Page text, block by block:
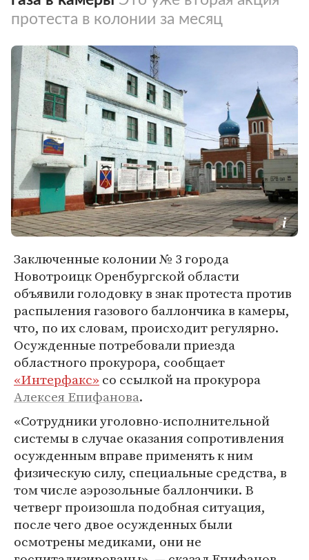
протеста в колонии за месяц
Заключенные колонии № 3 города
Новотроицк Оренбургской области
объявили голодовку в знак протеста против
распыления газового баллончика в камеры,
что, по их словам, происходит регулярно.
Осужденные потребовали приезда
областного прокурора, сообщает
«Интерфакс» со ссылкой на прокурора
Алексея Епифанова.
«Сотрудники уголовно-исполнительной
системы в случае оказания сопротивления
осужденным вправе применять к ним
физическую силу, специальные средства, в
том числе аэрозольные баллончики. В
четверг произошла подобная ситуация,
после чего двое осужденных были
осмотрены медиками, они не